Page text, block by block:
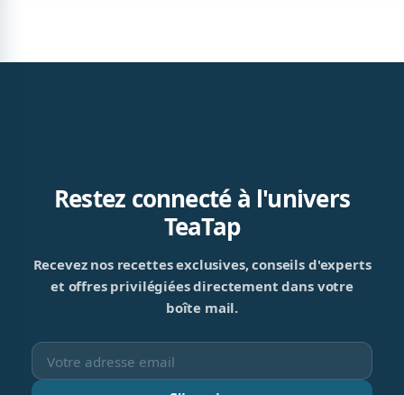
Restez connecté à l'univers
TeaTap
Recevez nos recettes exclusives, conseils d'experts
et offres privilégiées directement dans votre
boîte mail.